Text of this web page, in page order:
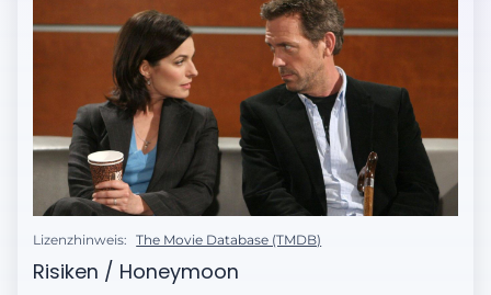
Lizenzhinweis: The Movie Database (TMDB)
Risiken / Honeymoon